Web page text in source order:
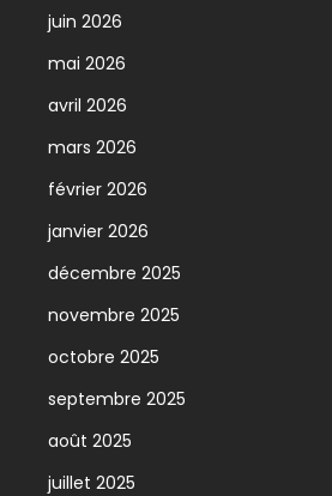
juin 2026
mai 2026
avril 2026
mars 2026
février 2026
janvier 2026
décembre 2025
novembre 2025
octobre 2025
septembre 2025
août 2025
juillet 2025